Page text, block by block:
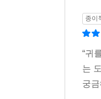
- 로버
호라티
꽃』까
종이
“귀
는
궁